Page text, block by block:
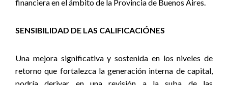
financiera en el ámbito de la Provincia de Buenos Aires.
SENSIBILIDAD DE LAS CALIFICACIÓNES
Una mejora significativa y sostenida en los niveles de
retorno que fortalezca la generación interna de capital,